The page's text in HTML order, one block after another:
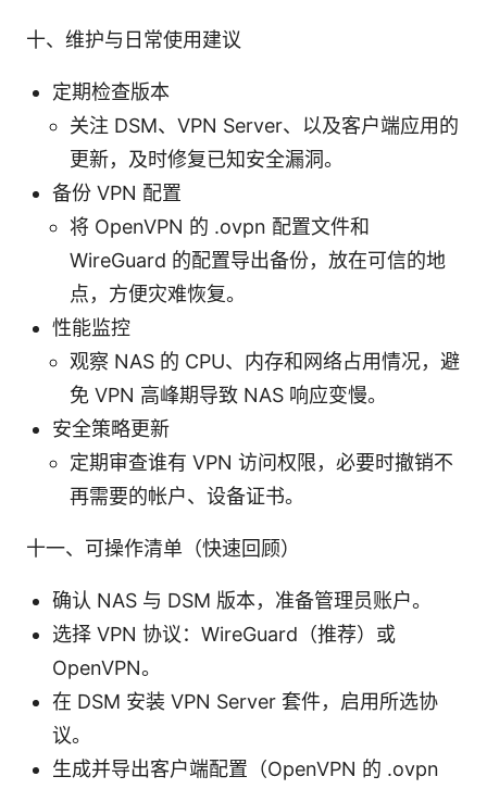
十、维护与日常使用建议
定期检查版本
关注 DSM、VPN Server、以及客户端应用的
更新，及时修复已知安全漏洞。
备份 VPN 配置
将 OpenVPN 的 .ovpn 配置文件和
WireGuard 的配置导出备份，放在可信的地
点，方便灾难恢复。
性能监控
观察 NAS 的 CPU、内存和网络占用情况，避
免 VPN 高峰期导致 NAS 响应变慢。
安全策略更新
定期审查谁有 VPN 访问权限，必要时撤销不
再需要的帐户、设备证书。
十一、可操作清单（快速回顾）
确认 NAS 与 DSM 版本，准备管理员账户。
选择 VPN 协议：WireGuard（推荐）或
OpenVPN。
在 DSM 安装 VPN Server 套件，启用所选协
议。
生成并导出客户端配置（OpenVPN 的 .ovpn